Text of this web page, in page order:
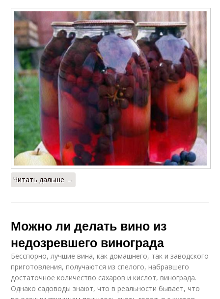
Читать дальше →
Можно ли делать вино из
недозревшего винограда
Бесспорно, лучшие вина, как домашнего, так и заводского
приготовления, получаются из спелого, набравшего
достаточное количество сахаров и кислот, винограда.
Однако садоводы знают, что в реальности бывает, что